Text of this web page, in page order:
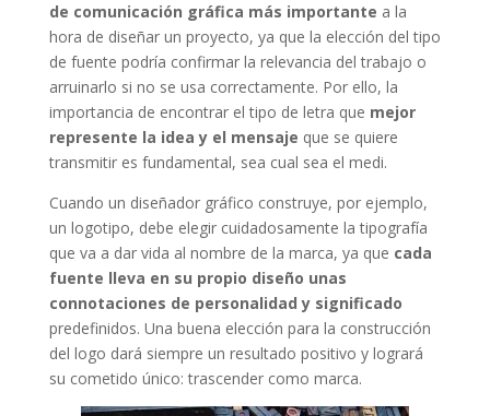
de comunicación gráfica más importante a la
hora de diseñar un proyecto, ya que la elección del tipo
de fuente podría confirmar la relevancia del trabajo o
arruinarlo si no se usa correctamente. Por ello, la
importancia de encontrar el tipo de letra que mejor
represente la idea y el mensaje que se quiere
transmitir es fundamental, sea cual sea el medi.
Cuando un diseñador gráfico construye, por ejemplo,
un logotipo, debe elegir cuidadosamente la tipografía
que va a dar vida al nombre de la marca, ya que cada
fuente lleva en su propio diseño unas
connotaciones de personalidad y significado
predefinidos. Una buena elección para la construcción
del logo dará siempre un resultado positivo y logrará
su cometido único: trascender como marca.